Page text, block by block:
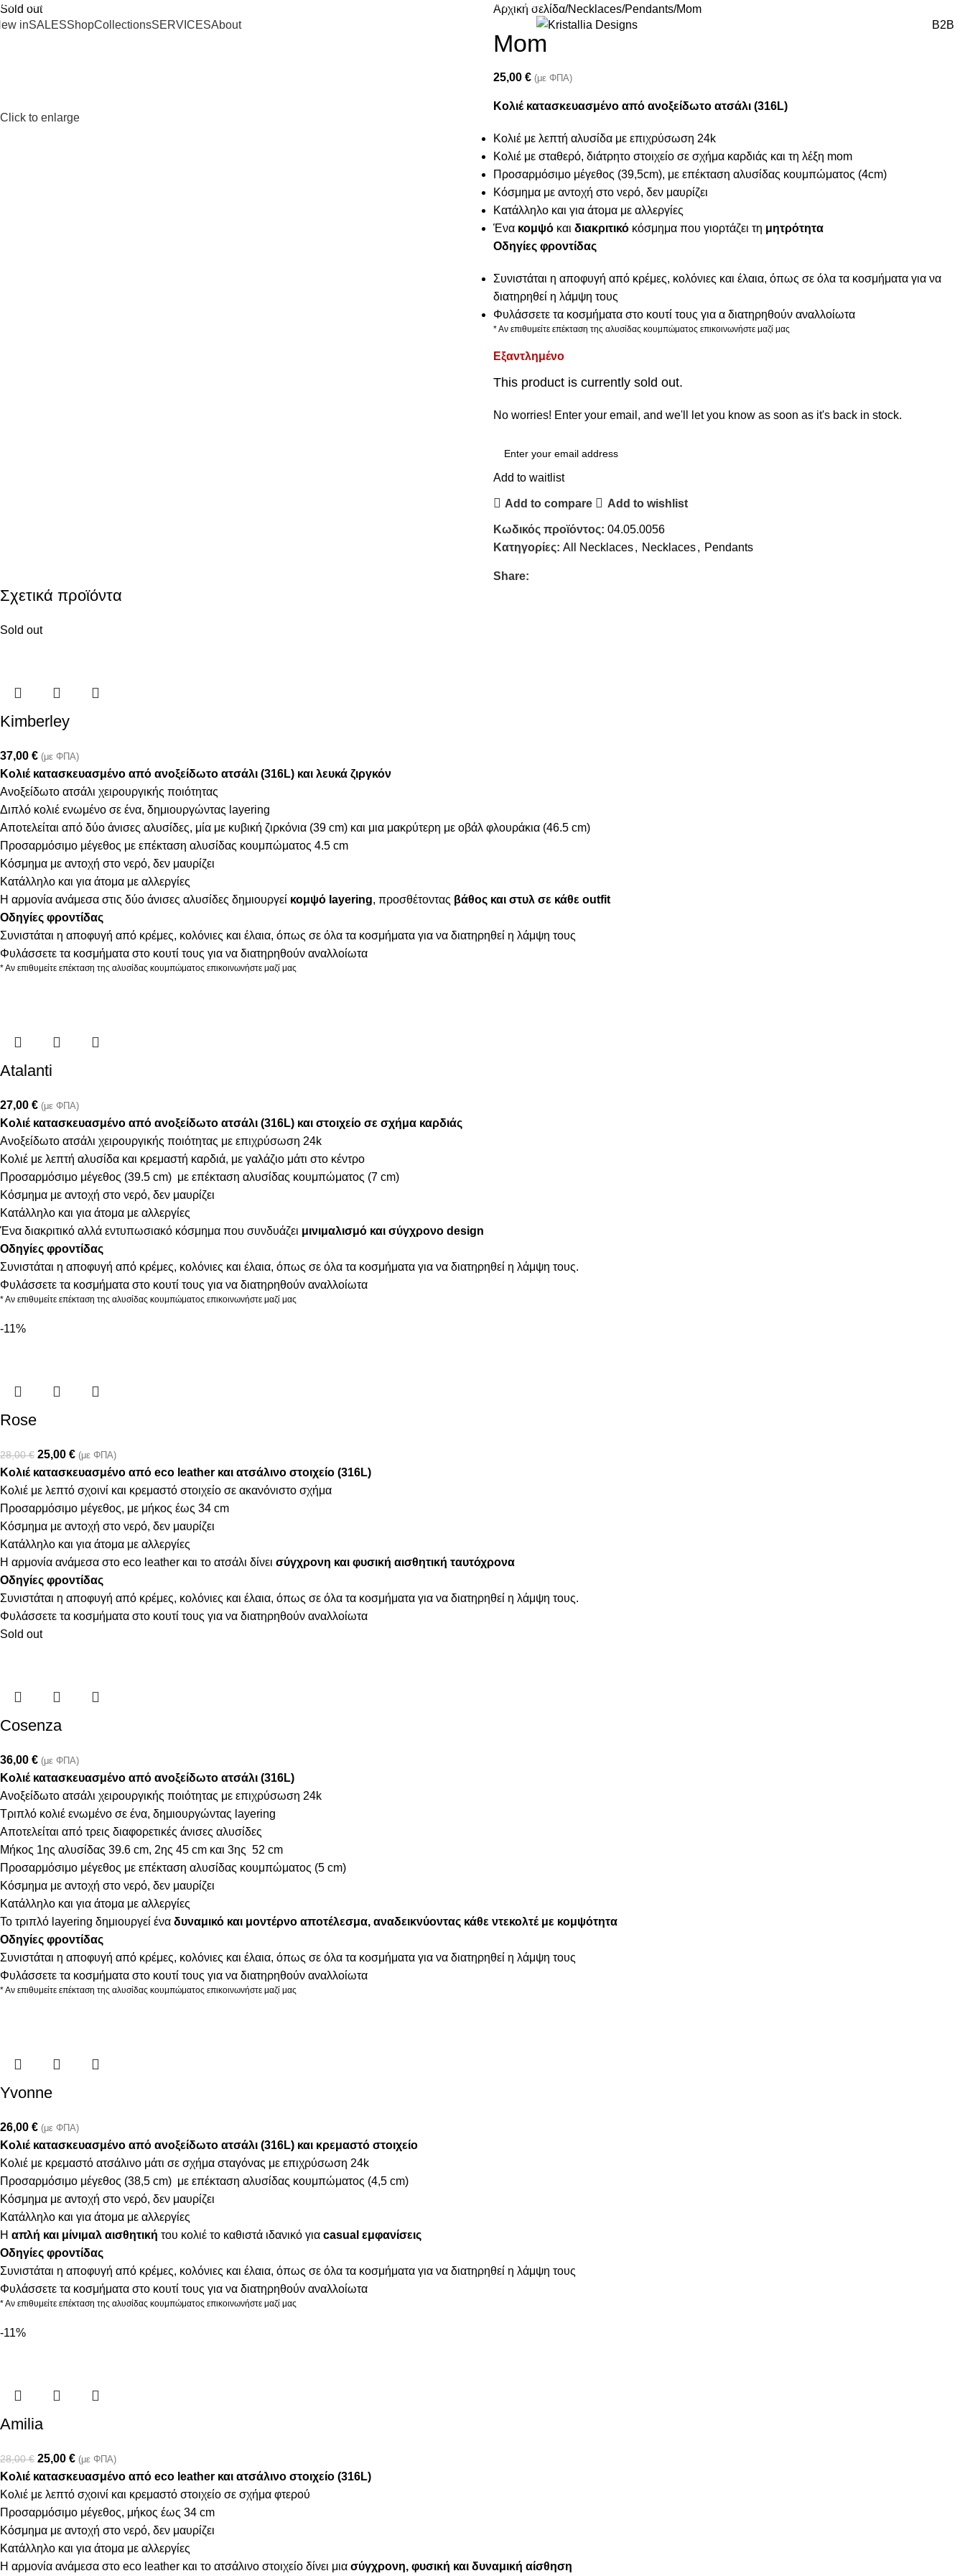
ON ORDERS OVER 100€ Join our newsletter and enjoy 10% Off
inSALESShopCollectionsSERVICESAbout B2B
Sold out
Click to enlarge
Αρχική σελίδα Necklaces Pendants Mom
Mom
25,00 € (με ΦΠΑ)
Κολιέ κατασκευασμένο από ανοξείδωτο ατσάλι (316L)
Κολιέ με λεπτή αλυσίδα με επιχρύσωση 24k
Κολιέ με σταθερό, διάτρητο στοιχείο σε σχήμα καρδιάς και τη λέξη mom
Προσαρμόσιμο μέγεθος (39,5cm), με επέκταση αλυσίδας κουμπώματος (4cm)
Κόσμημα με αντοχή στο νερό, δεν μαυρίζει
Κατάλληλο και για άτομα με αλλεργίες
Ένα κομψό και διακριτικό κόσμημα που γιορτάζει τη μητρότητα
Οδηγίες φροντίδας
Συνιστάται η αποφυγή από κρέμες, κολόνιες και έλαια, όπως σε όλα τα κοσμήματα για να
διατηρηθεί η λάμψη τους
Φυλάσσετε τα κοσμήματα στο κουτί τους για α διατηρηθούν αναλλοίωτα
* Αν επιθυμείτε επέκταση της αλυσίδας κουμπώματος επικοινωνήστε μαζί μας
Εξαντλημένο
This product is currently sold out.
No worries! Enter your email, and we'll let you know as soon as it's back in stock.
Add to waitlist
Add to compare Add to wishlist
Κωδικός προϊόντος: 04.05.0056
Κατηγορίες: All Necklaces, Necklaces, Pendants
Share:
Σχετικά προϊόντα
Sold out
Kimberley
37,00 € (με ΦΠΑ)
Κολιέ κατασκευασμένο από ανοξείδωτο ατσάλι (316L) και λευκά ζιργκόν
Ανοξείδωτο ατσάλι χειρουργικής ποιότητας
Διπλό κολιέ ενωμένο σε ένα, δημιουργώντας layering
Αποτελείται από δύο άνισες αλυσίδες, μία με κυβική ζιρκόνια (39 cm) και μια μακρύτερη με οβάλ φλουράκια (46.5 cm)
Προσαρμόσιμο μέγεθος με επέκταση αλυσίδας κουμπώματος 4.5 cm
Κόσμημα με αντοχή στο νερό, δεν μαυρίζει
Κατάλληλο και για άτομα με αλλεργίες
Η αρμονία ανάμεσα στις δύο άνισες αλυσίδες δημιουργεί κομψό layering, προσθέτοντας βάθος και στυλ σε κάθε outfit
Οδηγίες φροντίδας
Συνιστάται η αποφυγή από κρέμες, κολόνιες και έλαια, όπως σε όλα τα κοσμήματα για να διατηρηθεί η λάμψη τους
Φυλάσσετε τα κοσμήματα στο κουτί τους για να διατηρηθούν αναλλοίωτα
* Αν επιθυμείτε επέκταση της αλυσίδας κουμπώματος επικοινωνήστε μαζί μας
Atalanti
27,00 € (με ΦΠΑ)
Κολιέ κατασκευασμένο από ανοξείδωτο ατσάλι (316L) και στοιχείο σε σχήμα καρδιάς
Ανοξείδωτο ατσάλι χειρουργικής ποιότητας με επιχρύσωση 24k
Κολιέ με λεπτή αλυσίδα και κρεμαστή καρδιά, με γαλάζιο μάτι στο κέντρο
Προσαρμόσιμο μέγεθος (39.5 cm) με επέκταση αλυσίδας κουμπώματος (7 cm)
Κόσμημα με αντοχή στο νερό, δεν μαυρίζει
Κατάλληλο και για άτομα με αλλεργίες
Ένα διακριτικό αλλά εντυπωσιακό κόσμημα που συνδυάζει μινιμαλισμό και σύγχρονο design
Οδηγίες φροντίδας
Συνιστάται η αποφυγή από κρέμες, κολόνιες και έλαια, όπως σε όλα τα κοσμήματα για να διατηρηθεί η λάμψη τους.
Φυλάσσετε τα κοσμήματα στο κουτί τους για να διατηρηθούν αναλλοίωτα
* Αν επιθυμείτε επέκταση της αλυσίδας κουμπώματος επικοινωνήστε μαζί μας
-11%
Rose
28,00€ 25,00 € (με ΦΠΑ)
Κολιέ κατασκευασμένο από eco leather και ατσάλινο στοιχείο (316L)
Κολιέ με λεπτό σχοινί και κρεμαστό στοιχείο σε ακανόνιστο σχήμα
Προσαρμόσιμο μέγεθος, με μήκος έως 34 cm
Κόσμημα με αντοχή στο νερό, δεν μαυρίζει
Κατάλληλο και για άτομα με αλλεργίες
Η αρμονία ανάμεσα στο eco leather και το ατσάλι δίνει σύγχρονη και φυσική αισθητική ταυτόχρονα
Οδηγίες φροντίδας
Συνιστάται η αποφυγή από κρέμες, κολόνιες και έλαια, όπως σε όλα τα κοσμήματα για να διατηρηθεί η λάμψη τους.
Φυλάσσετε τα κοσμήματα στο κουτί τους για να διατηρηθούν αναλλοίωτα
Sold out
Cosenza
36,00 € (με ΦΠΑ)
Κολιέ κατασκευασμένο από ανοξείδωτο ατσάλι (316L)
Ανοξείδωτο ατσάλι χειρουργικής ποιότητας με επιχρύσωση 24k
Τριπλό κολιέ ενωμένο σε ένα, δημιουργώντας layering
Αποτελείται από τρεις διαφορετικές άνισες αλυσίδες
Μήκος 1ης αλυσίδας 39.6 cm, 2ης 45 cm και 3ης 52 cm
Προσαρμόσιμο μέγεθος με επέκταση αλυσίδας κουμπώματος (5 cm)
Κόσμημα με αντοχή στο νερό, δεν μαυρίζει
Κατάλληλο και για άτομα με αλλεργίες
Το τριπλό layering δημιουργεί ένα δυναμικό και μοντέρνο αποτέλεσμα, αναδεικνύοντας κάθε ντεκολτέ με κομψότητα
Οδηγίες φροντίδας
Συνιστάται η αποφυγή από κρέμες, κολόνιες και έλαια, όπως σε όλα τα κοσμήματα για να διατηρηθεί η λάμψη τους
Φυλάσσετε τα κοσμήματα στο κουτί τους για να διατηρηθούν αναλλοίωτα
* Αν επιθυμείτε επέκταση της αλυσίδας κουμπώματος επικοινωνήστε μαζί μας
Yvonne
26,00 € (με ΦΠΑ)
Κολιέ κατασκευασμένο από ανοξείδωτο ατσάλι (316L) και κρεμαστό στοιχείο
Κολιέ με κρεμαστό ατσάλινο μάτι σε σχήμα σταγόνας με επιχρύσωση 24k
Προσαρμόσιμο μέγεθος (38,5 cm) με επέκταση αλυσίδας κουμπώματος (4,5 cm)
Κόσμημα με αντοχή στο νερό, δεν μαυρίζει
Κατάλληλο και για άτομα με αλλεργίες
Η απλή και μίνιμαλ αισθητική του κολιέ το καθιστά ιδανικό για casual εμφανίσεις
Οδηγίες φροντίδας
Συνιστάται η αποφυγή από κρέμες, κολόνιες και έλαια, όπως σε όλα τα κοσμήματα για να διατηρηθεί η λάμψη τους
Φυλάσσετε τα κοσμήματα στο κουτί τους για να διατηρηθούν αναλλοίωτα
* Αν επιθυμείτε επέκταση της αλυσίδας κουμπώματος επικοινωνήστε μαζί μας
-11%
Amilia
28,00€ 25,00 € (με ΦΠΑ)
Κολιέ κατασκευασμένο από eco leather και ατσάλινο στοιχείο (316L)
Κολιέ με λεπτό σχοινί και κρεμαστό στοιχείο σε σχήμα φτερού
Προσαρμόσιμο μέγεθος, μήκος έως 34 cm
Κόσμημα με αντοχή στο νερό, δεν μαυρίζει
Κατάλληλο και για άτομα με αλλεργίες
Η αρμονία ανάμεσα στο eco leather και το ατσάλινο στοιχείο δίνει μια σύγχρονη, φυσική και δυναμική αίσθηση